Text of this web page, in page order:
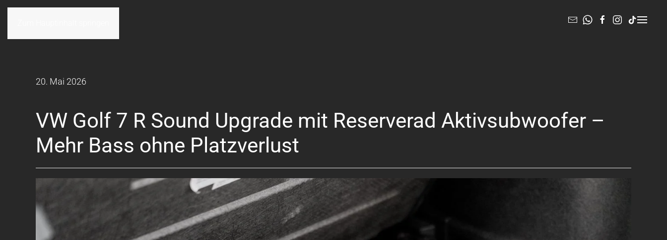
20. Mai 2026
VW Golf 7 R Sound Upgrade mit Reserverad Aktivsubwoofer –
Mehr Bass ohne Platzverlust